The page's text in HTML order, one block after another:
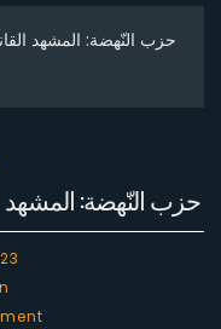
حزب النّهضة: المشهد
حزب النّهضة: المشهد
on